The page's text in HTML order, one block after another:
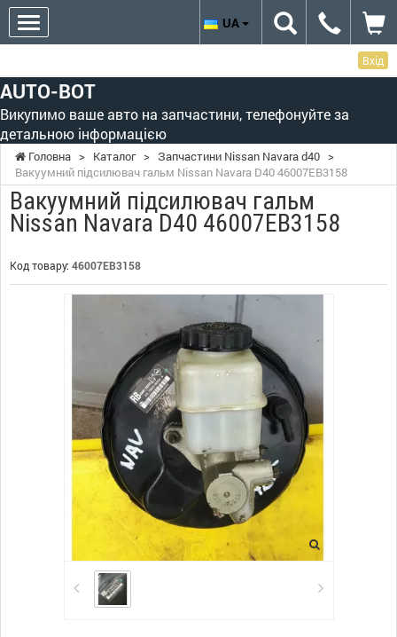
Вхід
AUTO-BOT
Викупимо ваше авто на запчастини, телефонуйте за
детальною інформацією
UA
Головна > Каталог > Запчастини Nissan Navara d40 >
Вакуумний підсилювач гальм Nissan Navara D40 46007EB3158
Вакуумний підсилювач гальм
Nissan Navara D40 46007EB3158
Код товару: 46007EB3158